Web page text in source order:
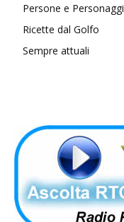
Persone e Personaggi
Ricette dal Golfo
Sempre attuali